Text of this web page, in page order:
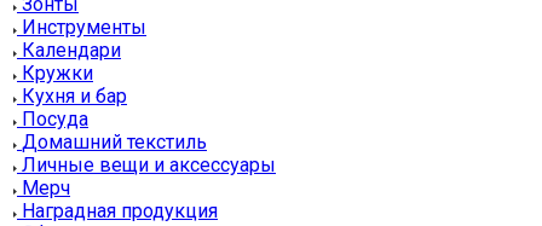
Инструменты
Календари
Кружки
Кухня и бар
Посуда
Домашний текстиль
Личные вещи и аксессуары
Мерч
Наградная продукция